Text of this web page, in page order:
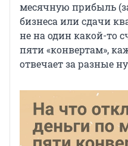
месячную прибыль
бизнеса или сдачи
не на один какой-то
пяти «конвертам»,
отвечает за разные